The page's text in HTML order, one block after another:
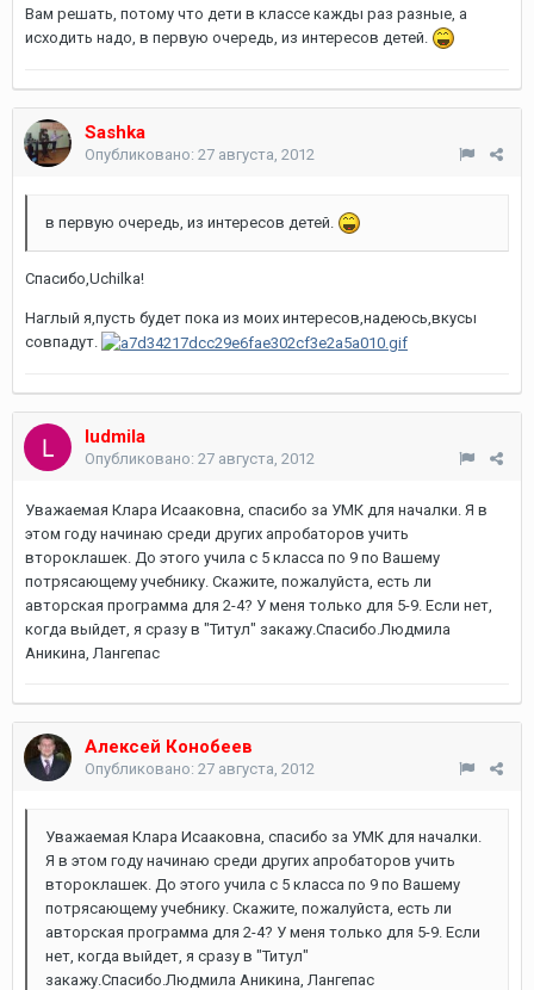
Вам решать, потому что дети в классе кажды раз разные, а
исходить надо, в первую очередь, из интересов детей.
Sashka
Опубликовано: 27 августа, 2012
в первую очередь, из интересов детей.
Спасибо,Uchilka!
Наглый я,пусть будет пока из моих интересов,надеюсь,вкусы
совпадут.
ludmila
Опубликовано: 27 августа, 2012
Уважаемая Клара Исааковна, спасибо за УМК для началки. Я в
этом году начинаю среди других апробаторов учить
второклашек. До этого учила с 5 класса по 9 по Вашему
потрясающему учебнику. Скажите, пожалуйста, есть ли
авторская программа для 2-4? У меня только для 5-9. Если нет,
когда выйдет, я сразу в "Титул" закажу.Спасибо.Людмила
Аникина, Лангепас
Алексей Конобеев
Опубликовано: 27 августа, 2012
Уважаемая Клара Исааковна, спасибо за УМК для началки.
Я в этом году начинаю среди других апробаторов учить
второклашек. До этого учила с 5 класса по 9 по Вашему
потрясающему учебнику. Скажите, пожалуйста, есть ли
авторская программа для 2-4? У меня только для 5-9. Если
нет, когда выйдет, я сразу в "Титул"
закажу.Спасибо.Людмила Аникина, Лангепас